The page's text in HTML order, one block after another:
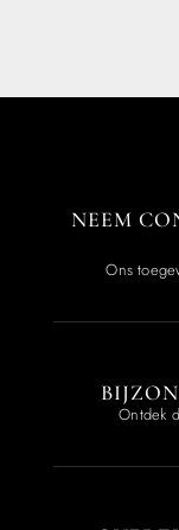
NEEM
Ons
Ontdek